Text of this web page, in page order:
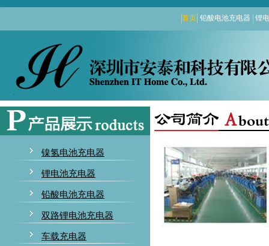
首页 铅酸电池充电器 锂
镍氢电池充电器
锂电池充电器
铅酸电池充电器
双路锂电池充电器
车载充电器